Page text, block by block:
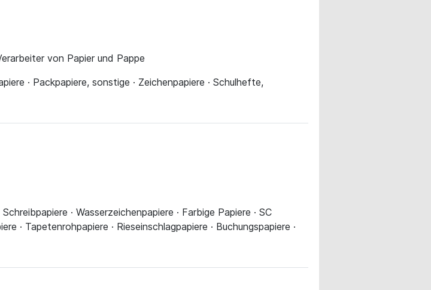
von Papier und Pappe
· Packpapiere, sonstige · Zeichenpapiere · Schulhefte,
· Wasserzeichenpapiere · Farbige Papiere · SC
· Tapetenrohpapiere · Rieseinschlagpapiere · Buchungspapiere ·